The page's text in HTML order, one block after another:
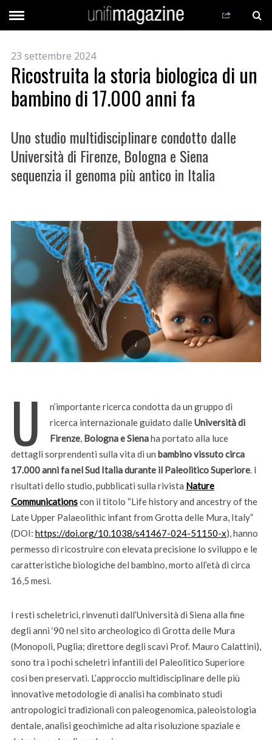
23 settembre 2024
Ricostruita la storia biologica di un
bambino di 17.000 anni fa
Uno studio multidisciplinare condotto dalle
Università di Firenze, Bologna e Siena
sequenzia il genoma più antico in Italia
U
n’importante ricerca condotta da un gruppo di
ricerca internazionale guidato dalleUniversità di
Firenze, Bologna e Sienaha portato alla luce
dettagli sorprendenti sulla vita di un bambino vissuto circa
17.000 anni fa nel Sud Italia durante il Paleolitico Superiore. I
risultati dello studio, pubblicati sulla rivista Nature
Communicationscon il titolo “Life history and ancestry of the
Late Upper Palaeolithic infant from Grotta delle Mura, Italy”
(DOI: https://doi.org/10.1038/s41467-024-51150-x), hanno
permesso di ricostruire con elevata precisione lo sviluppo e le
caratteristiche biologiche del bambino, morto all’età di circa
16,5 mesi.
I resti scheletrici, rinvenuti dall’Università di Siena alla fine
degli anni ‘90 nel sito archeologico di Grotta delle Mura
(Monopoli, Puglia; direttore degli scavi Prof. Mauro Calattini),
sono tra i pochi scheletri infantili del Paleolitico Superiore
così ben preservati. L’approccio multidisciplinare delle più
innovative metodologie di analisi ha combinato studi
antropologici tradizionali con paleogenomica, paleoistologia
dentale, analisi geochimiche ad alta risoluzione spaziale e